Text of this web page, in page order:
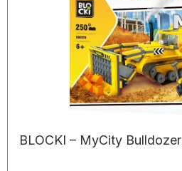
BLOCKI – MyCity Bulldozer